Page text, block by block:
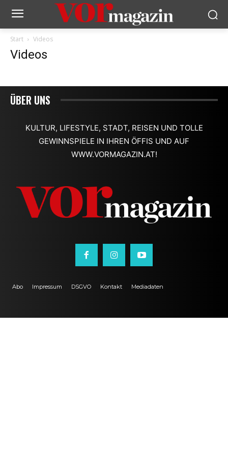
Start Videos
Videos
ÜBER UNS
KULTUR, LIFESTYLE, STADT, REISEN UND TOLLE
GEWINNSPIELE IN IHREN ÖFFIS UND AUF
WWW.VORMAGAZIN.AT!
Abo Impressum DSGVO Kontakt Mediadaten